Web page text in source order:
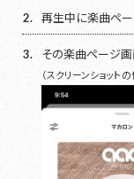
2. 再生中に楽曲ペー
3. その楽曲ページ画
（スクリーンショットの